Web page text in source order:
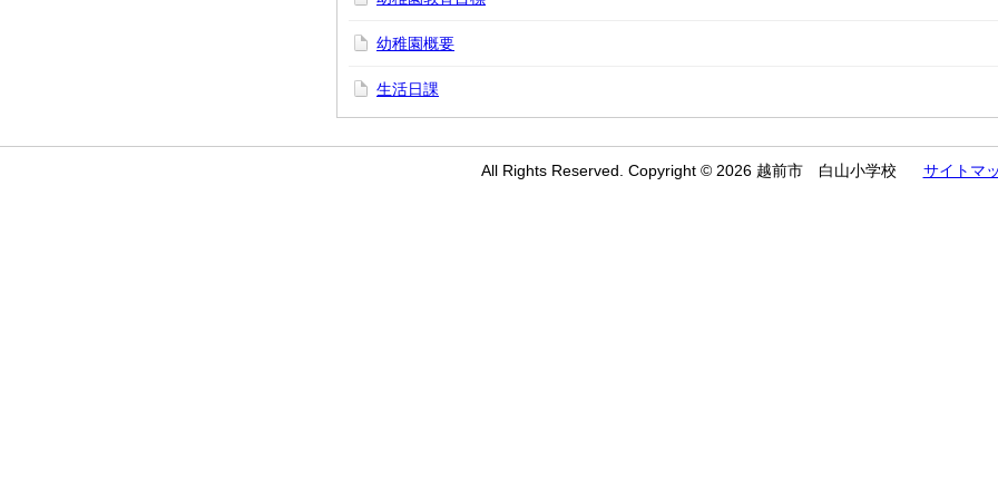
幼稚園概要
生活日課
All Rights Reserved. Copyright © 2026 越前市 白山小学校 サイトマ